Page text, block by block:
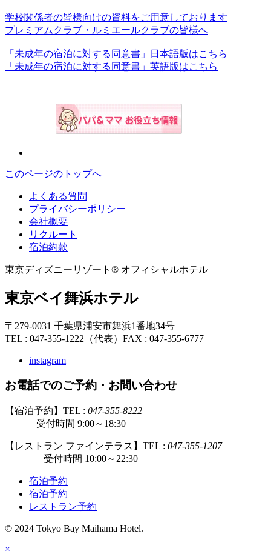
学校関係者の皆様向けの資料をご用意しております
プレミアムクラブ・ルミエールクラブの皆様へ
「未成年の宿泊に対する同意書」日本語版はこちら
「未成年の宿泊に対する同意書」英語版はこちら
このページのトップへ
よくある質問
プライバシーポリシー
会社概要
リクルート
宿泊約款
東京ディズニーリゾート® オフィシャルホテル
東京ベイ舞浜ホテル
〒279-0031 千葉県浦安市舞浜1番地34号
TEL : 047-355-1222（代表） FAX : 047-355-6777
instagram
お電話でのご予約・お問い合わせ
【宿泊予約】TEL : 047-355-8222
受付時間 9:00～18:30
【レストラン ファインテラス】TEL : 047-355-1207
受付時間 10:00～22:30
宿泊予約
宿泊予約
レストラン予約
© 2024 Tokyo Bay Maihama Hotel.
×